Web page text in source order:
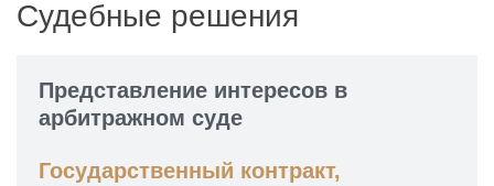
Судебные решения
Представление интересов в
арбитражном суде
Государственный контракт,